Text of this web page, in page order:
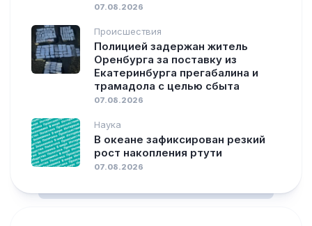
07.08.2026
Происшествия
Полицией задержан житель
Оренбурга за поставку из
Екатеринбурга прегабалина и
трамадола с целью сбыта
07.08.2026
Наука
В океане зафиксирован резкий
рост накопления ртути
07.08.2026